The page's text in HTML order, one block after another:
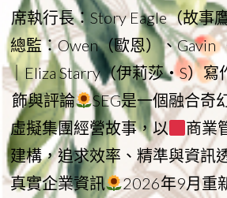
席執行長：Story Eagle（故事
總監：Owen（歐恩）、Gavin
｜Eliza Starry（伊莉莎・S）寫
飾與評論
SEG是一個融合奇
虛擬集團經營故事，以
商業
建構，追求效率、精準與資訊
真實企業資訊
2026年9月重